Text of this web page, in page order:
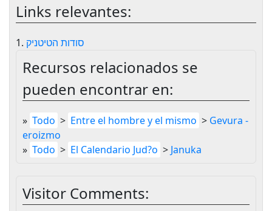
Links relevantes:
1. סודות הטיטניק
Recursos relacionados se
pueden encontrar en:
» Todo > Entre el hombre y el mismo > Gevura -
eroizmo
» Todo > El Calendario Jud?o > Januka
Visitor Comments: